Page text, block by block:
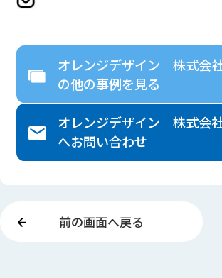
オレンジデザイン 株式会
の他の事例を見る
オレンジデザイン 株式会
へお問い合わせ
前の画面へ戻る